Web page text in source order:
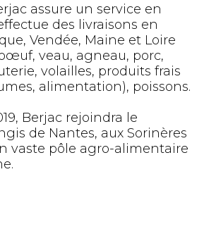
assure un service en
des livraisons en
Vendée, Maine et Loire
veau, agneau, porc,
volailles, produits frais
alimentation), poissons.
Berjac rejoindra le
de Nantes, aux Sorinères
vaste pôle agro-alimentaire